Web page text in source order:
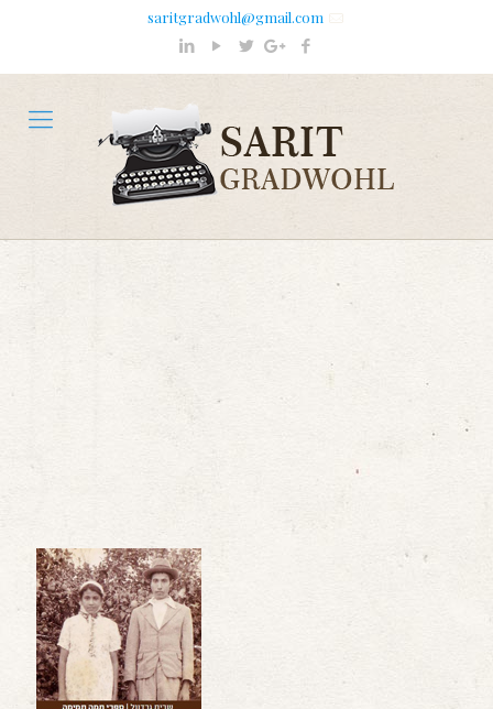
saritgradwohl@gmail.com